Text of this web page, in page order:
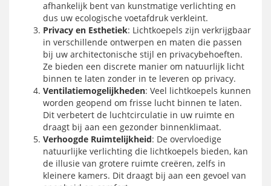
afhankelijk bent van kunstmatige verlichting en
dus uw ecologische voetafdruk verkleint.
Privacy en Esthetiek: Lichtkoepels zijn verkrijgbaar
in verschillende ontwerpen en maten die passen
bij uw architectonische stijl en privacybehoeften.
Ze bieden een discrete manier om natuurlijk licht
binnen te laten zonder in te leveren op privacy.
Ventilatiemogelijkheden: Veel lichtkoepels kunnen
worden geopend om frisse lucht binnen te laten.
Dit verbetert de luchtcirculatie in uw ruimte en
draagt bij aan een gezonder binnenklimaat.
Verhoogde Ruimtelijkheid: De overvloedige
natuurlijke verlichting die lichtkoepels bieden, kan
de illusie van grotere ruimte creëren, zelfs in
kleinere kamers. Dit draagt bij aan een gevoel van